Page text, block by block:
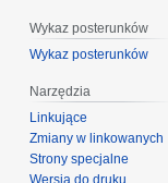
Wykaz posterunków
Wykaz posterunków
Narzędzia
Linkujące
Zmiany w linkowanych
Strony specjalne
Wersja do druku